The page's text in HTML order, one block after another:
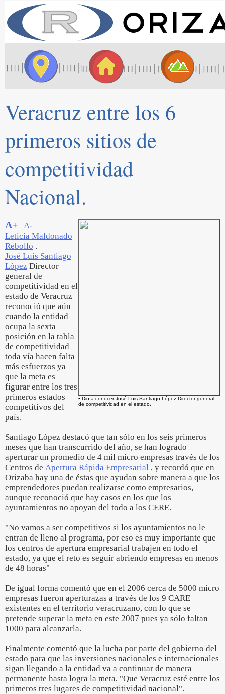
Veracruz entre los 6
primeros sitios de
competitividad
Nacional.
• Dio a conocer José Luis Santiago López Director general
de competitividad en el estado.
A+
A-
Leticia Maldonado
Rebollo .
José Luis Santiago
López Director
general de
competitividad en el
estado de Veracruz
reconoció que aún
cuando la entidad
ocupa la sexta
posición en la tabla
de competitividad
toda vía hacen falta
más esfuerzos ya
que la meta es
figurar entre los tres
primeros estados
competitivos del
país.
Santiago López destacó que tan sólo en los seis primeros
meses que han transcurrido del año, se han logrado
aperturar un promedio de 4 mil micro empresas través de los
Centros de Apertura Rápida Empresarial , y recordó que en
Orizaba hay una de éstas que ayudan sobre manera a que los
emprendedores puedan realizarse como empresarios,
aunque reconoció que hay casos en los que los
ayuntamientos no apoyan del todo a los CERE.
"No vamos a ser competitivos si los ayuntamientos no le
entran de lleno al programa, por eso es muy importante que
los centros de apertura empresarial trabajen en todo el
estado, ya que el reto es seguir abriendo empresas en menos
de 48 horas"
De igual forma comentó que en el 2006 cerca de 5000 micro
empresas fueron aperturazas a través de los 9 CARE
existentes en el territorio veracruzano, con lo que se
pretende superar la meta en este 2007 pues ya sólo faltan
1000 para alcanzarla.
Finalmente comentó que la lucha por parte del gobierno del
estado para que las inversiones nacionales e internacionales
sigan llegando a la entidad va a continuar de manera
permanente hasta logra la meta, "Que Veracruz esté entre los
primeros tres lugares de competitividad nacional".